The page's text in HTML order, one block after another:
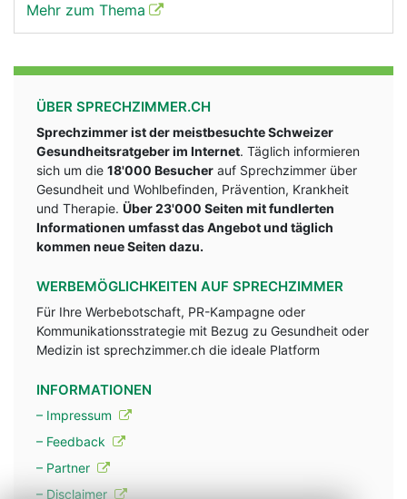
Mehr zum Thema
ÜBER SPRECHZIMMER.CH
Sprechzimmer ist der meistbesuchte Schweizer
Gesundheitsratgeber im Internet. Täglich informieren
sich um die 18'000 Besucher auf Sprechzimmer über
Gesundheit und Wohlbefinden, Prävention, Krankheit
und Therapie. Über 23'000 Seiten mit fundlerten
Informationen umfasst das Angebot und täglich
kommen neue Seiten dazu.
WERBEMÖGLICHKEITEN AUF SPRECHZIMMER
Für Ihre Werbebotschaft, PR-Kampagne oder
Kommunikationsstrategie mit Bezug zu Gesundheit oder
Medizin ist sprechzimmer.ch die ideale Platform
INFORMATIONEN
– Impressum
– Feedback
– Partner
– Disclaimer